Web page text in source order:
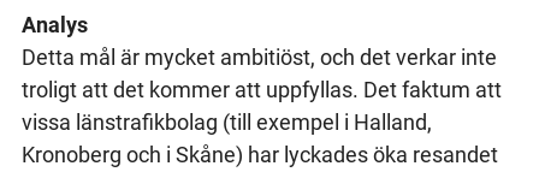
Analys
Detta mål är mycket ambitiöst, och det verkar inte
troligt att det kommer att uppfyllas. Det faktum att
vissa länstrafikbolag (till exempel i Halland,
Kronoberg och i Skåne) har lyckades öka resandet